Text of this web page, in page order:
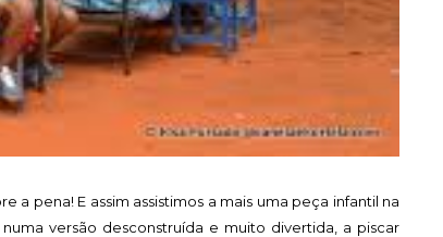
a pena! E assim assistimos a mais uma peça infantil na
versão desconstruída e muito divertida, a piscar